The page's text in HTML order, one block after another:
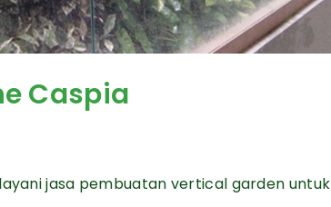
Caspia
jasa pembuatan vertical garden untuk